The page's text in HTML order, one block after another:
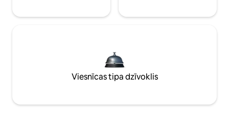
Viesnīcas tipa dzīvoklis